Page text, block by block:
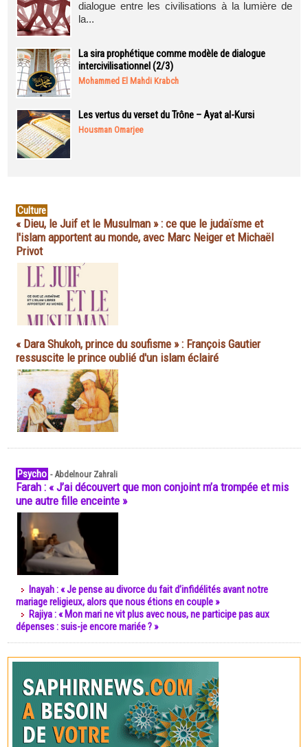
dialogue entre les civilisations à la lumière de
la...
La sira prophétique comme modèle de dialogue
intercivilisationnel (2/3)
Mohammed El Mahdi Krabch
Les vertus du verset du Trône – Ayat al-Kursi
Housman Omarjee
Culture
« Dieu, le Juif et le Musulman » : ce que le judaïsme et
l'islam apportent au monde, avec Marc Neiger et Michaël
Privot
« Dara Shukoh, prince du soufisme » : François Gautier
ressuscite le prince oublié d'un islam éclairé
Psycho -Abdelnour Zahrali
Farah : « J’ai découvert que mon conjoint m’a trompée et mis
une autre fille enceinte »
Inayah : « Je pense au divorce du fait d’infidélités avant notre
mariage religieux, alors que nous étions en couple »
Rajiya : « Mon mari ne vit plus avec nous, ne participe pas aux
dépenses : suis-je encore mariée ? »